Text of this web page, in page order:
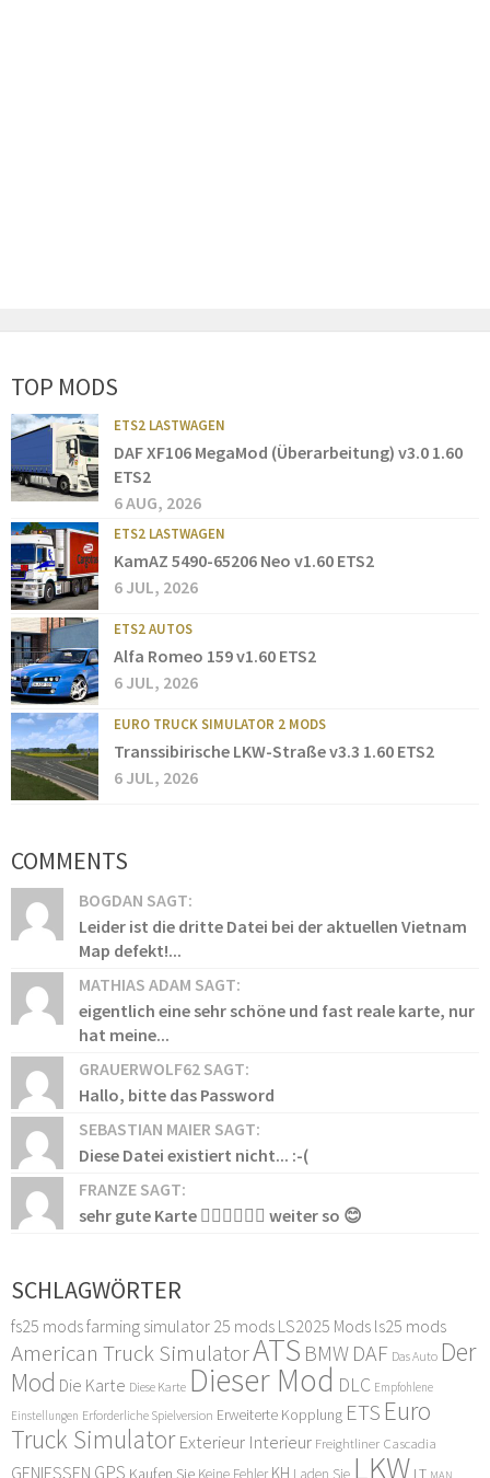
TOP MODS
ETS2 LASTWAGEN
DAF XF106 MegaMod (Überarbeitung) v3.0 1.60
ETS2
6 AUG, 2026
ETS2 LASTWAGEN
KamAZ 5490-65206 Neo v1.60 ETS2
6 JUL, 2026
ETS2 AUTOS
Alfa Romeo 159 v1.60 ETS2
6 JUL, 2026
EURO TRUCK SIMULATOR 2 MODS
Transsibirische LKW-Straße v3.3 1.60 ETS2
6 JUL, 2026
COMMENTS
BOGDAN SAGT:
Leider ist die dritte Datei bei der aktuellen Vietnam
Map defekt!...
MATHIAS ADAM SAGT:
eigentlich eine sehr schöne und fast reale karte, nur
hat meine...
GRAUERWOLF62 SAGT:
Hallo, bitte das Password
SEBASTIAN MAIER SAGT:
Diese Datei existiert nicht... :-(
FRANZE SAGT:
sehr gute Karte 👍🏻👍🏻👍🏻 weiter so 😊
SCHLAGWÖRTER
fs25 modsfarming simulator 25 mods LS2025 Mods ls25 mods
American Truck SimulatorATS BMW DAF Das Auto Der
Mod Die Karte Diese Karte Dieser Mod DLC Empfohlene
Einstellungen Erforderliche Spielversion Erweiterte Kopplung ETS Euro
Truck Simulator Exterieur Interieur Freightliner Cascadia
GENIESSEN GPS Kaufen Sie KH LKW LT